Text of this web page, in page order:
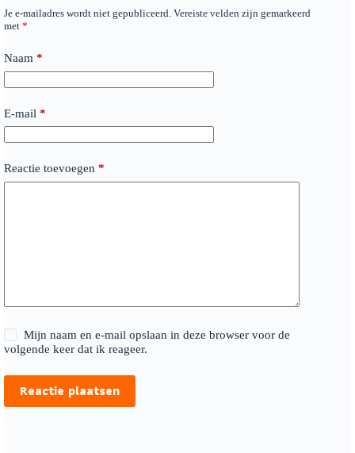
Je e-mailadres wordt niet gepubliceerd. Vereiste velden zijn gemarkeerd
met *
Naam *
E-mail *
Reactie toevoegen *
Mijn naam en e-mail opslaan in deze browser voor de
volgende keer dat ik reageer.
Reactie plaatsen